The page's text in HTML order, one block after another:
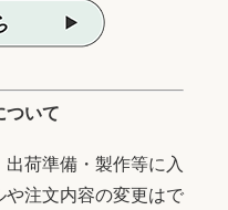
ついて
荷準備・製作等に入
や注文内容の変更はで